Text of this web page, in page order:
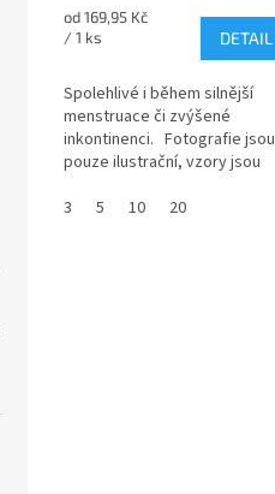
5,0
z
hvězdiček.
Měrná
cena:
od 169,95 Kč
/ 1 ks
DETAIL
Spolehlivé i během silnější
menstruace či zvýšené
inkontinenci. Fotografie jsou
pouze ilustrační, vzory jsou
skladové dostupnosti.
3 5 10 20